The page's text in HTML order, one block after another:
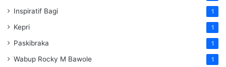
Inspiratif Bagi 1
Kepri 1
Paskibraka 1
Wabup Rocky M Bawole 1